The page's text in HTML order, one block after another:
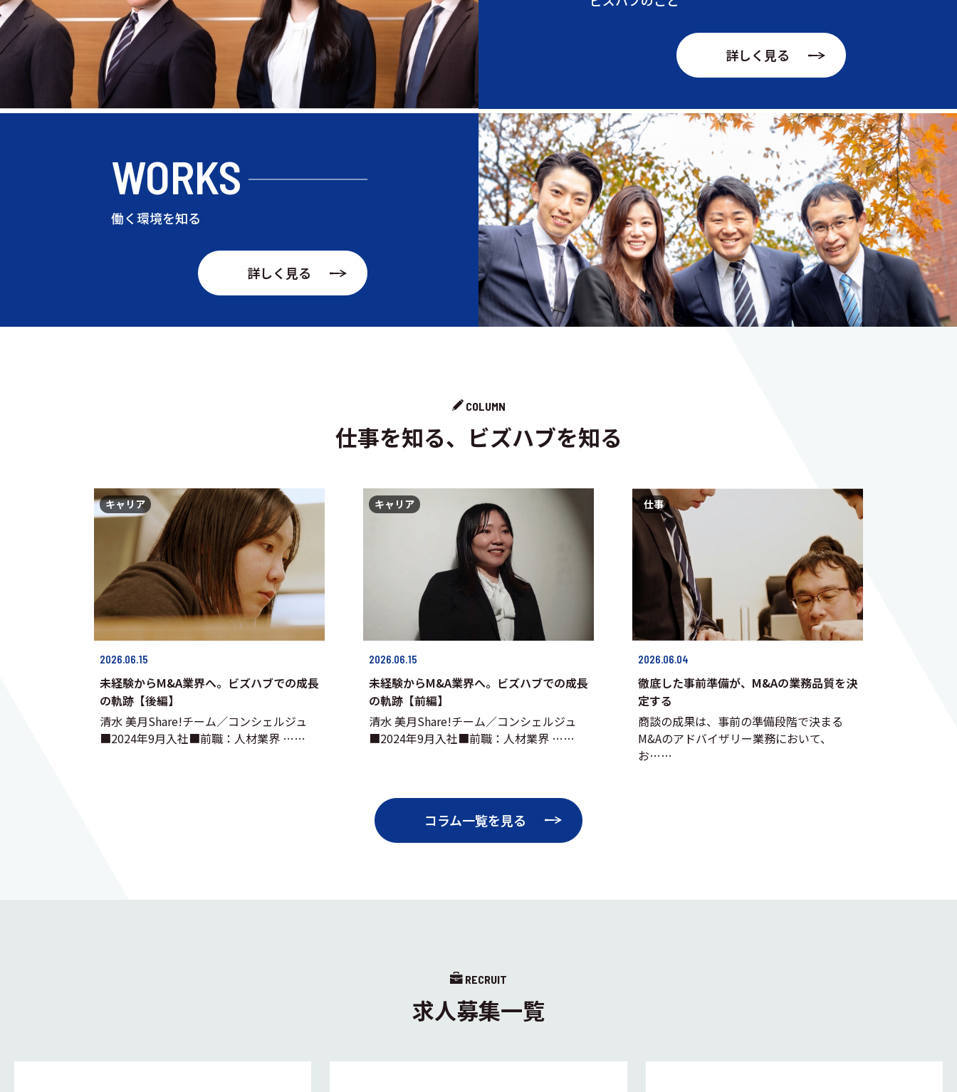
詳しく見る
WORKS
働く環境を知る
詳しく見る
COLUMN
仕事を知る、ビズハブを知る
2026.06.15
未経験からM&A業界へ。ビズハブでの成長
の軌跡【後編】
清水 美月Share!チーム／コンシェルジュ
■2024年9月入社■前職：人材業界 ……
キャリア
2026.06.15
未経験からM&A業界へ。ビズハブでの成長
の軌跡【前編】
清水 美月Share!チーム／コンシェルジュ
■2024年9月入社■前職：人材業界 ……
キャリア
2026.06.04
徹底した事前準備が、M&Aの業務品質を決
定する
商談の成果は、事前の準備段階で決まる
M&Aのアドバイザリー業務において、
お……
仕事
コラム一覧を見る
RECRUIT
求人募集一覧